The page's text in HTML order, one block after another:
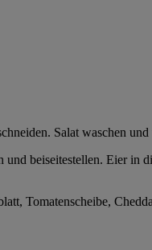
Salat waschen
beiseitestellen. Eier in
Tomatenscheibe,